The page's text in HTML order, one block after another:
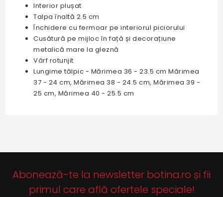
Interior plușat
Talpa înaltă 2.5 cm
Închidere cu fermoar pe interiorul piciorului
Cusătură pe mijloc în față și decorațiune
metalică mare la gleznă
Vârf rotunjit
Lungime tălpic - Mărimea 36 - 23.5 cm Mărimea
37 - 24 cm, Mărimea 38 - 24.5 cm, Mărimea 39 -
25 cm, Mărimea 40 - 25.5 cm
Abonează-te la newsletter botina.ro și fii
primul care află ofertele speciale!